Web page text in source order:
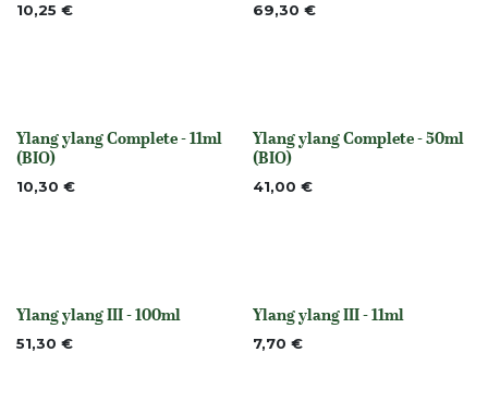
10,25 € 69,30 €
None
Ylang ylang Complete - 11ml
(BIO)
10,30 €
None
Ylang ylang Complete - 50ml
(BIO)
41,00 €
None
Ylang ylang III - 100ml
51,30 € None
Ylang ylang III - 11ml
7,70 €